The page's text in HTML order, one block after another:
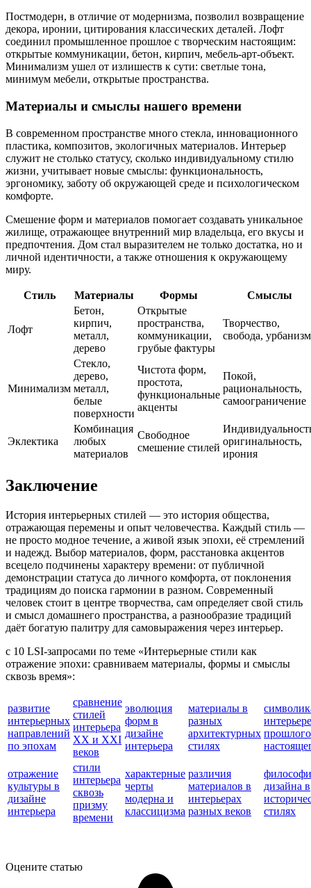
Постмодерн, в отличие от модернизма, позволил возвращение
декора, иронии, цитирования классических деталей. Лофт
соединил промышленное прошлое с творческим настоящим:
открытые коммуникации, бетон, кирпич, мебель-арт-объект.
Минимализм ушел от излишеств к сути: светлые тона,
минимум мебели, открытые пространства.
Материалы и смыслы нашего времени
В современном пространстве много стекла, инновационного
пластика, композитов, экологичных материалов. Интерьер
служит не столько статусу, сколько индивидуальному стилю
жизни, учитывает новые смыслы: функциональность,
эргономику, заботу об окружающей среде и психологическом
комфорте.
Смешение форм и материалов помогает создавать уникальное
жилище, отражающее внутренний мир владельца, его вкусы и
предпочтения. Дом стал выразителем не только достатка, но и
личной идентичности, а также отношения к окружающему
миру.
Стиль Материалы Формы Смыслы
Лофт
Бетон,
кирпич,
металл,
дерево
Открытые
пространства,
коммуникации,
грубые фактуры
Творчество,
свобода, урбанизм
Минимализм
Стекло,
дерево,
металл,
белые
поверхности
Чистота форм,
простота,
функциональные
акценты
Покой,
рациональность,
самоограничение
Эклектика
Комбинация
любых
материалов
Свободное
смешение стилей
оригинальность,
ирония
Заключение
История интерьерных стилей — это история общества,
отражающая перемены и опыт человечества. Каждый стиль —
не просто модное течение, а живой язык эпохи, её стремлений
и надежд. Выбор материалов, форм, расстановка акцентов
всецело подчинены характеру времени: от публичной
демонстрации статуса до личного комфорта, от поклонения
традициям до поиска гармонии в разном. Современный
человек стоит в центре творчества, сам определяет свой стиль
и смысл домашнего пространства, а разнообразие традиций
даёт богатую палитру для самовыражения через интерьер.
с 10 LSI-запросами по теме «Интерьерные стили как
отражение эпохи: сравниваем материалы, формы и смыслы
сквозь время»:
развитие
интерьерных
направлений
по эпохам
сравнение
стилей
интерьера
XX и XXI
веков
эволюция
форм в
дизайне
интерьера
материалы в
разных
архитектурных
стилях
интерьере
отражение
культуры в
дизайне
интерьера
стили
интерьера
сквозь
призму
времени
характерные
черты
модерна и
классицизма
различия
материалов в
интерьерах
разных веков
дизайна в
стилях
Оцените статью